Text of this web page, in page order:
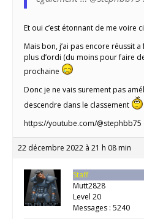
Et oui c’est étonnant de me voire
Mais bon, j’ai pas encore réussit
plus d’ordi (du moins pour faire de
prochaine
Donc je ne vais surement pas
descendre dans le classement
https://youtube.com/@stephbb75
22 décembre 2022 à 21 h 08 min
Staff
Mutt2828
Level 20
Messages : 5240